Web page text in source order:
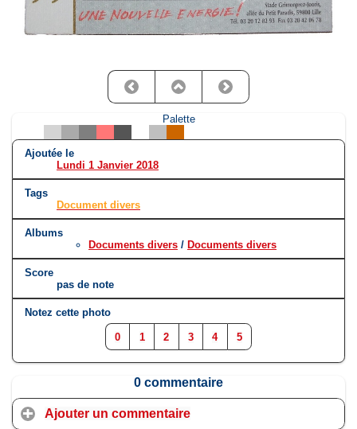
Palette
Ajoutée le
Lundi 1 Janvier 2018
Tags
Document divers
Albums
Documents divers / Documents divers
Score
pas de note
Notez cette photo
0 1 2 3 4 5
0 commentaire
Ajouter un commentaire